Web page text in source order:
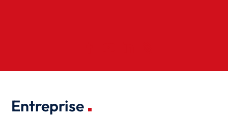
Entreprise